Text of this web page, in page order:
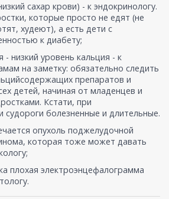
сахар крови) - к эндокринологу.
которые просто не едят (не
худеют), а есть дети с
к диабету;
- низкий уровень кальция - к
на заметку: обязательно следить
препаратов и
детей, начиная от младенцев и
Кстати, при
судороги болезненные и длительные.
опухоль поджелудочной
которая тоже может давать
плохая электроэнцефалограмма